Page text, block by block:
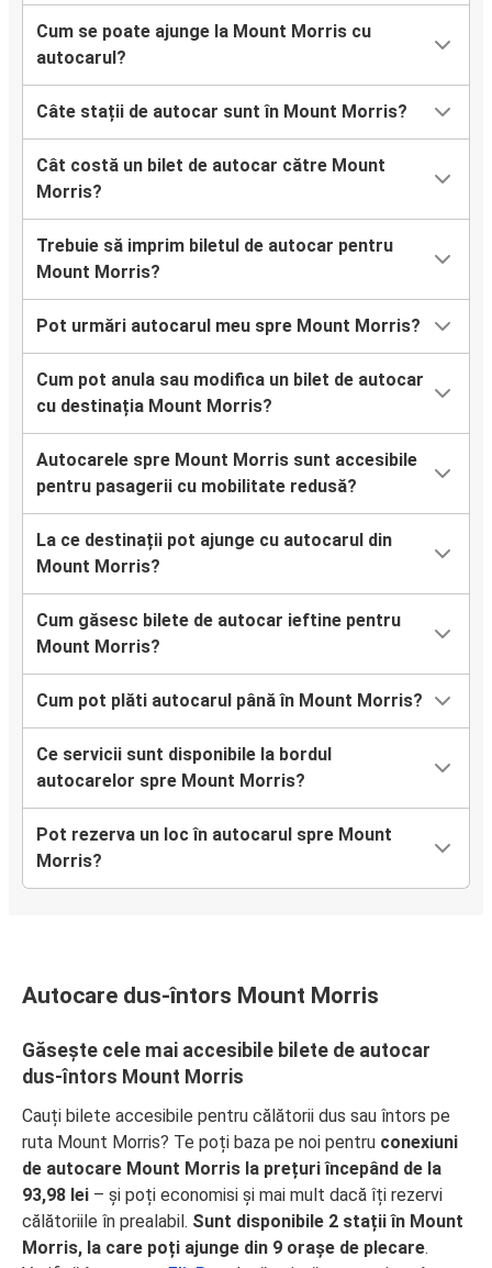
Cum se poate ajunge la Mount Morris cu
autocarul?
Câte stații de autocar sunt în Mount Morris?
Cât costă un bilet de autocar către Mount
Morris?
Trebuie să imprim biletul de autocar pentru
Mount Morris?
Pot urmări autocarul meu spre Mount Morris?
Cum pot anula sau modifica un bilet de autocar
cu destinația Mount Morris?
Autocarele spre Mount Morris sunt accesibile
pentru pasagerii cu mobilitate redusă?
La ce destinații pot ajunge cu autocarul din
Mount Morris?
Cum găsesc bilete de autocar ieftine pentru
Mount Morris?
Cum pot plăti autocarul până în Mount Morris?
Ce servicii sunt disponibile la bordul
autocarelor spre Mount Morris?
Pot rezerva un loc în autocarul spre Mount
Morris?
Autocare dus-întors Mount Morris
Găsește cele mai accesibile bilete de autocar
dus-întors Mount Morris
Cauți bilete accesibile pentru călătorii dus sau întors pe
ruta Mount Morris? Te poți baza pe noi pentru conexiuni
de autocare Mount Morris la prețuri începând de la
93,98 lei – și poți economisi și mai mult dacă îți rezervi
călătoriile în prealabil. Sunt disponibile 2 stații în Mount
Morris, la care poți ajunge din 9 orașe de plecare.